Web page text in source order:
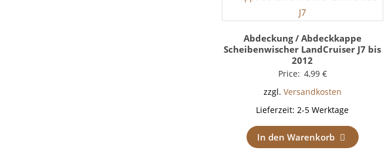
Abdeckung / Abdeckkappe
Scheibenwischer LandCruiser J7 bis
2012
Price: 4,99 €
zzgl. Versandkosten
Lieferzeit:2-5 Werktage
In den Warenkorb